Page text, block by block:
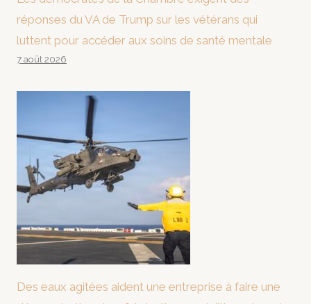
réponses du VA de Trump sur les vétérans qui
luttent pour accéder aux soins de santé mentale
7 août 2026
Des eaux agitées aident une entreprise à faire une